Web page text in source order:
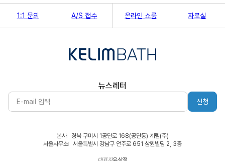
1:1 문의 A/S 접수 온라인 쇼룸 자료실
뉴스레터
신청
본사
경북 구미시 1공단로 168(공단동) 계림(주)
서울사무소
서울특별시 강남구 언주로 651 삼원빌딩 2, 3층